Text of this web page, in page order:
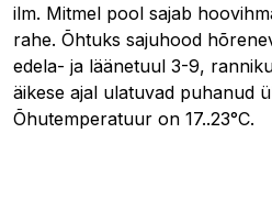
ilm. Mitmel pool sajab
rahe. Õhtuks sajuhood
edela- ja läänetuul 3-9,
äikese ajal ulatuvad puhanud
Õhutemperatuur on 17..23°C.